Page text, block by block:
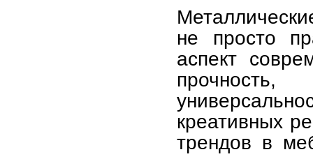
не просто
аспект
креативных
трендов в